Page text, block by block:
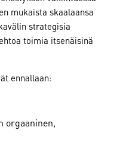
mukaista skaalaansa
strategisia
toimia itsenäisinä
ennallaan:
orgaaninen,